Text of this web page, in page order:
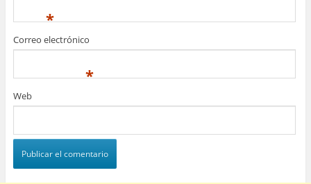
*
Correo electrónico
*
Web